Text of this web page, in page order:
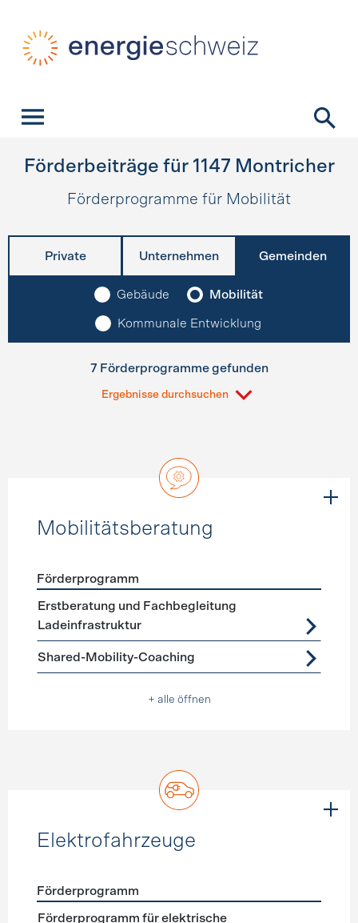
Förderbeiträge für 1147 Montricher
Förderprogramme für Mobilität
Private Unternehmen Gemeinden
Gebäude Mobilität
Kommunale Entwicklung
7 Förderprogramme gefunden
Ergebnisse durchsuchen
Mobilitätsberatung
Förderprogramme Mobilitätsberatung
Förderprogramm
Erstberatung und Fachbegleitung
Ladeinfrastruktur
Shared-Mobility-Coaching
+ alle öffnen
Elektrofahrzeuge
Förderprogramme Elektrofahrzeuge
Förderprogramm
Förderprogramm für elektrische